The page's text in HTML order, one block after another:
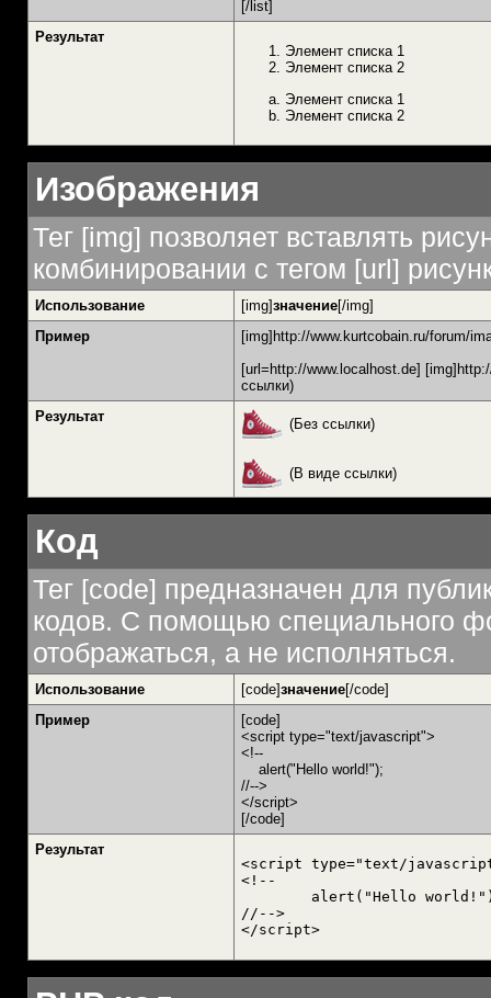
[/list]
Результат
Элемент списка 1
Элемент списка 2
Элемент списка 1
Элемент списка 2
Изображения
Тег [img] позволяет вставлять
комбинировании с тегом [url]
Использование [img]значение[/img]
Пример
[img]http://www.kurtcobain.ru/forum/
[url=http://www.localhost.de]
ссылки)
Результат
(Без ссылки)
(В виде ссылки)
Код
Тег [code] предназначен для
кодов. С помощью специального
отображаться, а не исполняться.
Использование [code]значение[/code]
Пример
[code]
<script type="text/javascript">
<!--
alert("Hello world!");
//-->
</script>
[/code]
Результат
<script type="text/
<!--
//-->
</script>